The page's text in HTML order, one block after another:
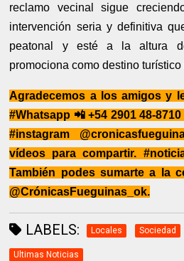
reclamo vecinal sigue
intervención seria y definitiva
peatonal y esté a la altura
promociona como destino
Agradecemos a los amigos y
#Whatsapp 📲 +54 2901 48-
#instagram
vídeos para compartir.
También podes sumarte a la
@CrónicasFueguinas_ok.
LABELS: Locales Sociedad
Ultimas Noticias